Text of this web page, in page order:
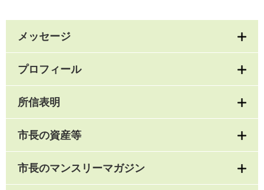
メッセージ
プロフィール
所信表明
市長の資産等
市長のマンスリーマガジン